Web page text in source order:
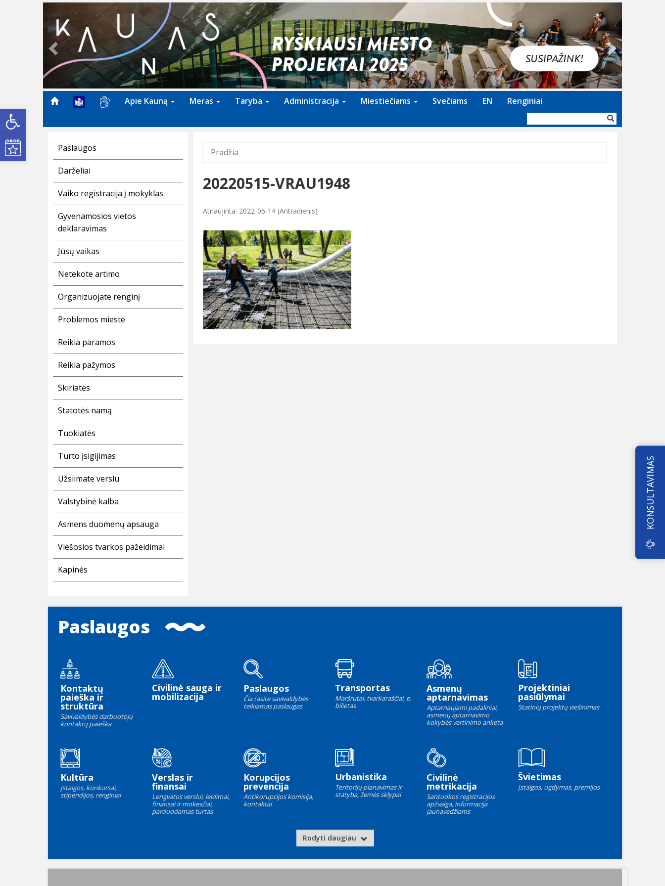
Open toolbar
Kultūros renginiai
Previous
Apie Kauną Meras Taryba Administracija Miestiečiams Svečiams EN Renginiai
forma
Paslaugos
Darželiai
Vaiko registracija į mokyklas
Gyvenamosios vietos
deklaravimas
Jūsų vaikas
Netekote artimo
Organizuojate renginį
Problemos mieste
Reikia paramos
Reikia pažymos
Skiriatės
Statotės namą
Tuokiatės
Turto įsigijimas
Užsiimate verslu
Valstybinė kalba
Asmens duomenų apsauga
Viešosios tvarkos pažeidimai
Kapinės
Pradžia
20220515-VRAU1948
Atnaujinta: 2022-06-14 (Antradienis)
Paslaugos
Kontaktų
paieška ir
struktūra
Savivaldybės darbuotojų
kontaktų paieška
Civilinė sauga ir
mobilizacija
Paslaugos
Čia rasite savivaldybės
teikiamas paslaugas
Transportas
Maršrutai, tvarkaraščiai, e.
bilietas
Asmenų
aptarnavimas
Aptarnaujami padaliniai,
asmenų aptarnavimo
kokybės vertinimo anketa
Projektiniai
pasiūlymai
Statinių projektų viešinimas
Kultūra
Įstaigos, konkursai,
stipendijos, renginiai
Verslas ir
finansai
Lengvatos verslui, leidimai,
finansai ir mokesčiai,
parduodamas turtas
Korupcijos
prevencija
Antikorupcijos komisija,
kontaktai
Urbanistika
Teritorijų planavimas ir
statyba, žemės sklypai
Civilinė
metrikacija
Santuokos registracijos
apžvalga, informacija
jaunavedžiams
Švietimas
Įstaigos, ugdymas, premijos
Rodyti daugiau
KONSULTAVIMAS